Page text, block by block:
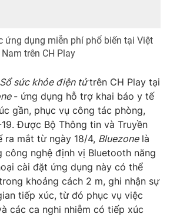
in và báo điện tử số 483/GP-BTTTT
Thủy
931 - 024.38 355 932
024.66 897 897
7300.7108
ứng dụng miễn phí phổ biến tại Việt
Nam trên CH Play
Sổ sức khỏe điện tửtrên CH Play tại
- ứng dụng hỗ trợ khai báo y tế
gần, phục vụ công tác phòng,
Được Bộ Thông tin và Truyền
ra mắt từ ngày 18/4, Bluezonelà
công nghệ định vị Bluetooth năng
cài đặt ứng dụng này có thể
khoảng cách 2 m, ghi nhận sự
tiếp xúc, từ đó phục vụ việc
các ca nghi nhiễm có tiếp xúc